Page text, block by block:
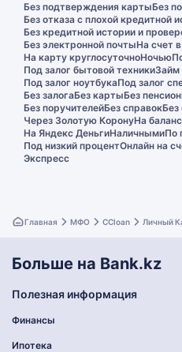
Без подтверждения картыБез
Без отказа с плохой кредитной
Без кредитной истории и
Без электронной почтыНа счет
На карту круглосуточноНочью
Под залог бытовой техникиЗайм
Под залог ноутбукаПод залог
Без залогаБез картыБез
Без поручителейБез справокБез
Через Золотую КоронуНа
На Яндекс ДеньгиНаличнымиПо
Под низкий процентОнлайн на
Экспресс
Главная МФО CCloan Личный
Больше на Bank.kz
Полезная информация
Финансы
Ипотека